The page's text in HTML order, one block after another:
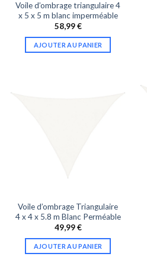
Voile d’ombrage triangulaire 4
x 5 x 5 m blanc imperméable
58,99€
AJOUTER AU PANIER
Voile d’ombrage Triangulaire
4 x 4 x 5.8 m Blanc Perméable
49,99€
AJOUTER AU PANIER